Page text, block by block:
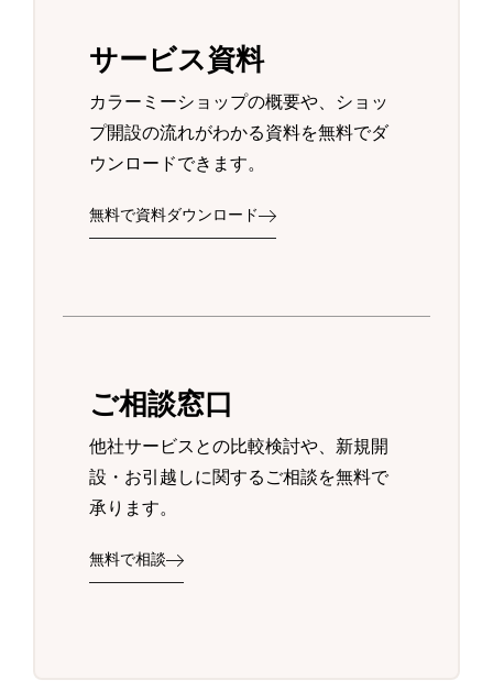
サービス資料
カラーミーショップの概要や、ショッ
プ開設の流れがわかる資料を無料でダ
ウンロードできます。
無料で資料ダウンロード
ご相談窓口
他社サービスとの比較検討や、新規開
設・お引越しに関するご相談を無料で
承ります。
無料で相談